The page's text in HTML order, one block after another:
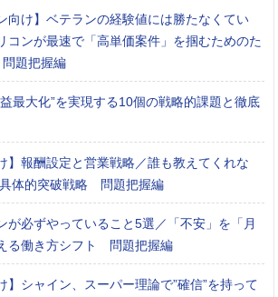
向け】ベテランの経験値には勝たなくてい
コンが最速で「高単価案件」を掴むためのた
題把握編
最大化”を実現する10個の戦略的課題と徹底
】報酬設定と営業戦略／誰も教えてくれな
具体的突破戦略 問題把握編
が必ずやっていること5選／「不安」を「月
る働き方シフト 問題把握編
】シャイン、スーパー理論で”確信”を持って